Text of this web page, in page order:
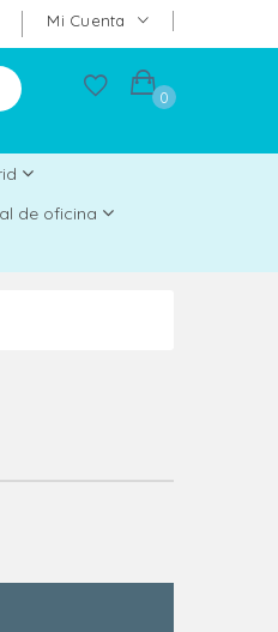
Mi Cuenta
0
de oficina